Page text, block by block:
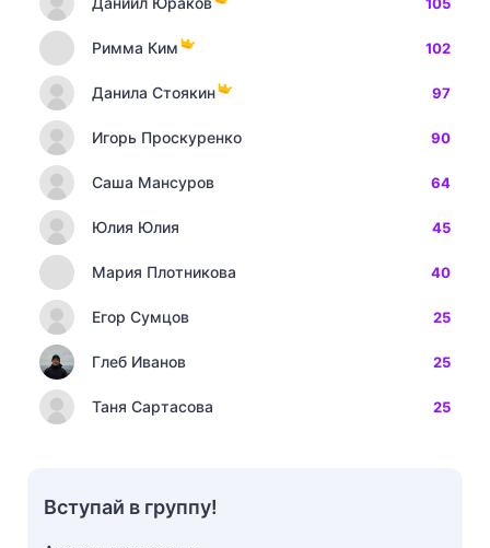
105
Римма Ким 102
Данила Стоякин 97
Игорь Проскуренко 90
Саша Мансуров 64
Юлия Юлия 45
Мария Плотникова 40
Егор Сумцов 25
Глеб Иванов 25
Таня Сартасова 25
Вступай в группу!